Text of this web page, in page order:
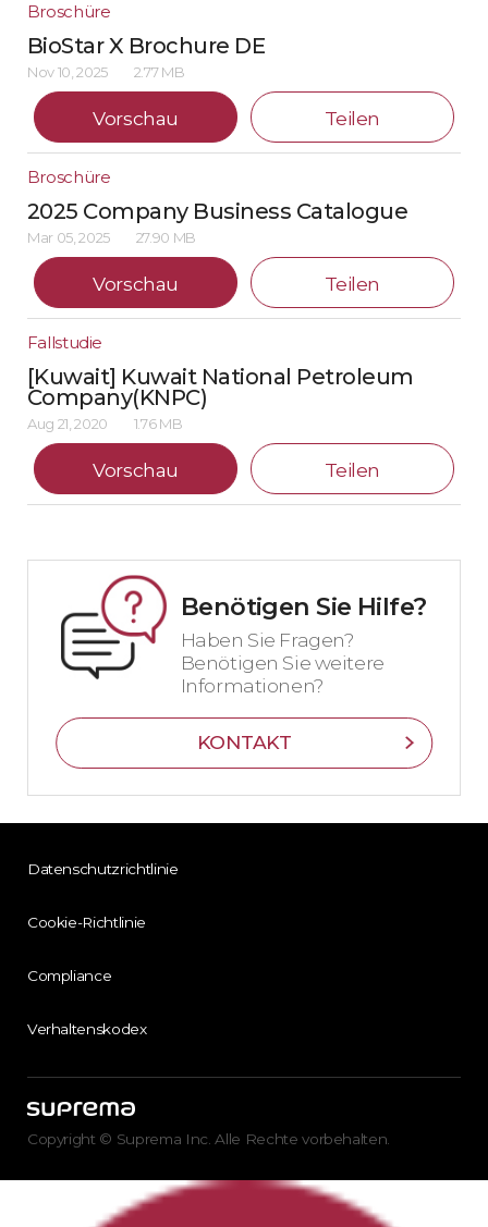
Broschüre
BioStar X Brochure DE
Nov 10, 2025 2.77 MB
Vorschau Teilen
Broschüre
2025 Company Business Catalogue
Mar 05, 2025 27.90 MB
Vorschau Teilen
Fallstudie
[Kuwait] Kuwait National Petroleum
Company(KNPC)
Aug 21, 2020 1.76 MB
Vorschau Teilen
Benötigen Sie Hilfe?
Haben Sie Fragen?
Benötigen Sie weitere
Informationen?
KONTAKT
Datenschutzrichtlinie
Cookie-Richtlinie
Compliance
Verhaltenskodex
Copyright © Suprema Inc. Alle Rechte vorbehalten.